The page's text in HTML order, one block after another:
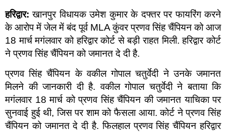
हरिद्वार: खानपुर विधायक उमेश कुमार के दफ्तर पर फायरिंग करने
के आरोप में जेल में बंद पूर्व MLA कुंवर प्रणव सिंह चैंपियन को आज
18 मार्च मगंलवार को हरिद्वार कोर्ट से बड़ी राहत मिली. हरिद्वार कोर्ट
ने प्रणव सिंह चैंपियन को जमानत दे दी है.
प्रणव सिंह चैंपियन के वकील गोपाल चतुर्वेदी ने उनके जमानत
मिलने की जानकारी दी है. वकील गोपाल चतुर्वेदी ने बताया कि
मगंलवार 18 मार्च को प्रणव सिंह चैंपियन की जमानत याचिका पर
सुनवाई हुई थी, जिस पर शाम को फैसला आया. कोर्ट ने प्रणव सिंह
चैंपियन को जमानत दे दी है. फिलहाल प्रणव सिंह चैंपियन हरिद्वार